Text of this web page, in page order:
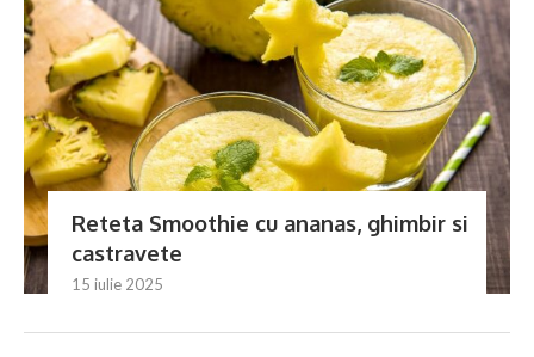
Reteta Smoothie cu ananas, ghimbir si
castravete
15 iulie 2025